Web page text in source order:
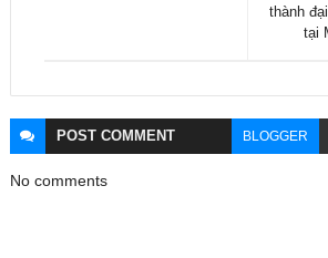
thành
tại
POST COMMENT BLOGGER
No comments